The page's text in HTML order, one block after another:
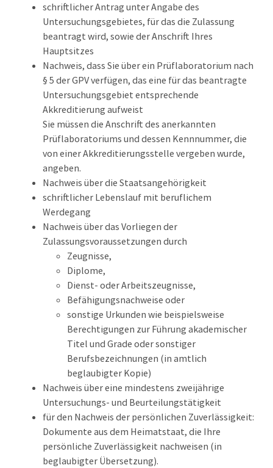
schriftlicher Antrag unter Angabe des
Untersuchungsgebietes, für das die Zulassung
beantragt wird, sowie der Anschrift Ihres
Hauptsitzes
Nachweis, dass Sie über ein Prüflaboratorium nach
§ 5 der GPV verfügen, das eine für das beantragte
Untersuchungsgebiet entsprechende
Akkreditierung aufweist
Sie müssen die Anschrift des anerkannten
Prüflaboratoriums und dessen Kennnummer, die
von einer Akkreditierungsstelle vergeben wurde,
angeben.
Nachweis über die Staatsangehörigkeit
schriftlicher Lebenslauf mit beruflichem
Werdegang
Nachweis über das Vorliegen der
Zulassungsvoraussetzungen durch
Zeugnisse,
Diplome,
Dienst- oder Arbeitszeugnisse,
Befähigungsnachweise oder
sonstige Urkunden wie beispielsweise
Berechtigungen zur Führung akademischer
Titel und Grade oder sonstiger
Berufsbezeichnungen (in amtlich
beglaubigter Kopie)
Nachweis über eine mindestens zweijährige
Untersuchungs- und Beurteilungstätigkeit
für den Nachweis der persönlichen Zuverlässigkeit:
Dokumente aus dem Heimatstaat, die Ihre
persönliche Zuverlässigkeit nachweisen (in
beglaubigter Übersetzung).